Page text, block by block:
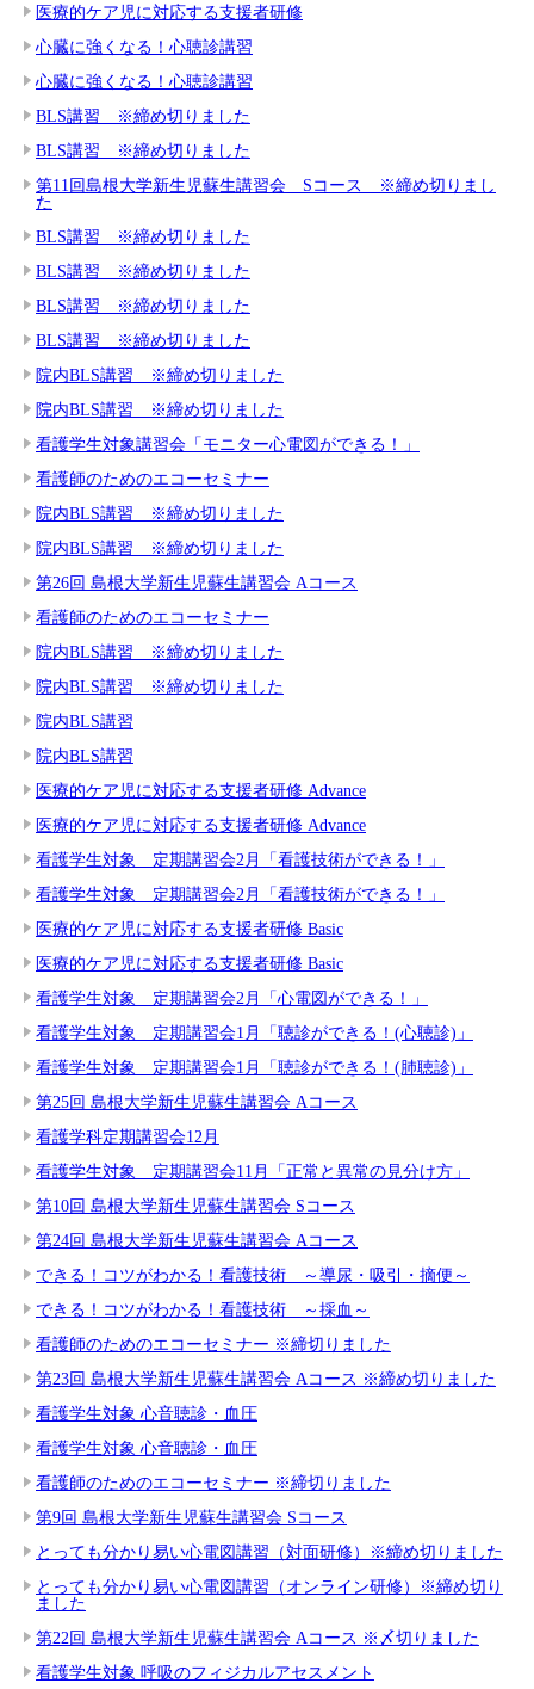
医療的ケア児に対応する支援者研修
心臓に強くなる！心聴診講習
心臓に強くなる！心聴診講習
BLS講習 ※締め切りました
BLS講習 ※締め切りました
第11回島根大学新生児蘇生講習会 Sコース ※締め切りまし
た
BLS講習 ※締め切りました
BLS講習 ※締め切りました
BLS講習 ※締め切りました
BLS講習 ※締め切りました
院内BLS講習 ※締め切りました
院内BLS講習 ※締め切りました
看護学生対象講習会「モニター心電図ができる！」
看護師のためのエコーセミナー
院内BLS講習 ※締め切りました
院内BLS講習 ※締め切りました
第26回 島根大学新生児蘇生講習会 Aコース
看護師のためのエコーセミナー
院内BLS講習 ※締め切りました
院内BLS講習 ※締め切りました
院内BLS講習
院内BLS講習
医療的ケア児に対応する支援者研修 Advance
医療的ケア児に対応する支援者研修 Advance
看護学生対象 定期講習会2月「看護技術ができる！」
看護学生対象 定期講習会2月「看護技術ができる！」
医療的ケア児に対応する支援者研修 Basic
医療的ケア児に対応する支援者研修 Basic
看護学生対象 定期講習会2月「心電図ができる！」
看護学生対象 定期講習会1月「聴診ができる！(心聴診)」
看護学生対象 定期講習会1月「聴診ができる！(肺聴診)」
第25回 島根大学新生児蘇生講習会 Aコース
看護学科定期講習会12月
看護学生対象 定期講習会11月「正常と異常の見分け方」
第10回 島根大学新生児蘇生講習会 Sコース
第24回 島根大学新生児蘇生講習会 Aコース
できる！コツがわかる！看護技術 ～導尿・吸引・摘便～
できる！コツがわかる！看護技術 ～採血～
看護師のためのエコーセミナー ※締切りました
第23回 島根大学新生児蘇生講習会 Aコース ※締め切りました
看護学生対象 心音聴診・血圧
看護学生対象 心音聴診・血圧
看護師のためのエコーセミナー ※締切りました
第9回 島根大学新生児蘇生講習会 Sコース
とっても分かり易い心電図講習（対面研修）※締め切りました
とっても分かり易い心電図講習（オンライン研修）※締め切り
ました
第22回 島根大学新生児蘇生講習会 Aコース ※〆切りました
看護学生対象 呼吸のフィジカルアセスメント